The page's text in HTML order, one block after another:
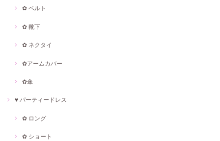
✿ ベルト
✿ 靴下
✿ ネクタイ
✿アームカバー
✿傘
♥ パーティードレス
✿ ロング
✿ ショート